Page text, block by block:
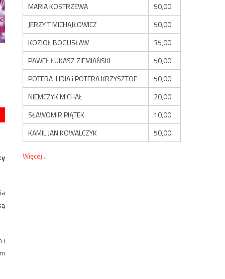
i
MARIA KOSTRZEWA
50,00
JERZY T MICHAJŁOWICZ
50,00
KOZIOŁ BOGUSŁAW
35,00
PAWEŁ ŁUKASZ ZIEMIAŃSKI
50,00
POTERA LIDIA i POTERA KRZYSZTOF
50,00
NIEMCZYK MICHAŁ
20,00
SŁAWOMIR PIĄTEK
10,00
KAMIL JAN KOWALCZYK
50,00
Więcej...